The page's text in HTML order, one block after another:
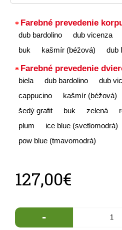
Farebné prevedenie
dub bardolino dub vicenza
buk
kašmír (béžová) dub
Farebné prevedenie
biela dub bardolino dub
cappucino
kašmír (béžová)
šedý grafit
buk zelená
plum
ice blue (svetlomodrá)
pow blue (tmavomodrá)
127,00€
-